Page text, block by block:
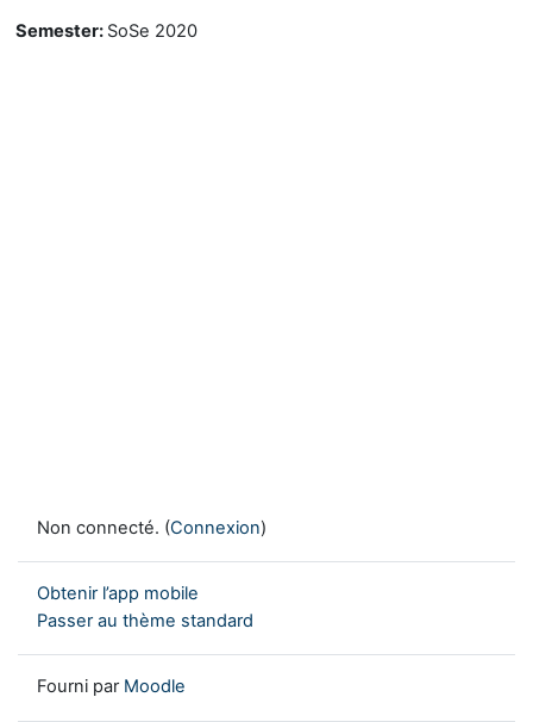
Semester: SoSe 2020
Non connecté. (Connexion)
Obtenir l’app mobile
Passer au thème standard
Fourni par Moodle